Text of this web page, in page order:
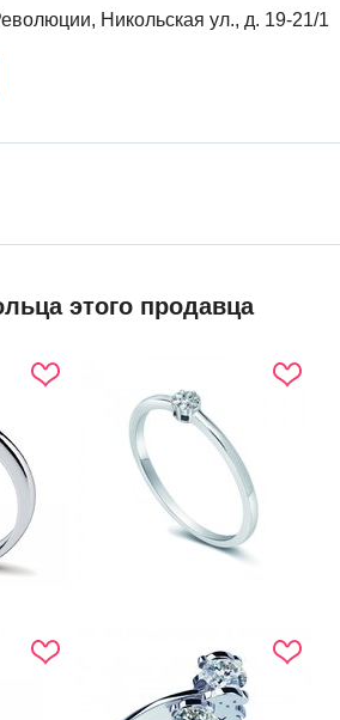
Никольская ул., д. 19-21/1
этого продавца